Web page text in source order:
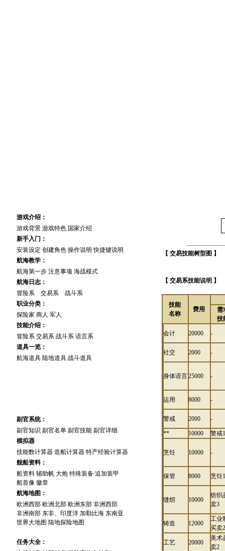
游戏介绍：
游戏背景 游戏特色 国家介绍
新手入门：
安装设定 创建角色 操作说明 快捷键说明
航海教学：
航海第一步 注意事项 海战模式
航海日志：
冒险系
交易系
战斗系
职业分类：
探险家 商人 军人
技能介绍：
冒险系 交易系 战斗系 语言系
道具一览：
航海道具 陆地道具 战斗道具
副官系统：
副官知识 副官名单 副官技能 副官详细
模拟器
技能数计算器 造船计算器 特产经验计算器
舰船资料：
船资料 辅助帆 大炮 特殊装备 追加装甲
船首像 徽章
航海地图：
欧洲西部 欧洲北部 欧洲东部 非洲西部
非洲南部 东非、印度洋 加勒比海 东南亚
世界大地图 陆地探险地图
任务大全：
【 交易技能树型图 】
【 交易系技能说明 】
技能
名称
费用
需
技
会计 20000 -
社交 2000 -
身体语言25000 -
运用 8000 -
警戒 2000 -
** 10000 警戒
烹饪 10000 -
保管 8000 烹饪
缝纫 10000
纺织
卖3
铸造 12000
工业
买卖
工艺 20000
美术
卖2